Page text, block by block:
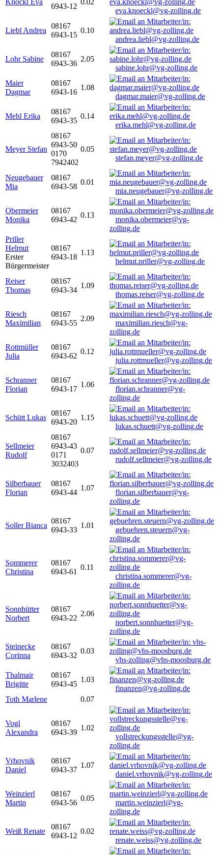
Knöckl Eva
6943-12
0.02
eva.knoeckl@vg-zolling.de
Liebl Andrea
08167
6943-15
0.10
andrea.liebl@vg-zolling.de
Lohr Sabine
08167
6943-36
2.05
sabine.lohr@vg-zolling.de
Maier
Dagmar
08167
6943-16
1.08
dagmar.maier@vg-zolling.de
Mehl Erika
08167
6943-35
0.14
erika.mehl@vg-zolling.de
Meyer Stefan
08167
6943-50
0170
7942402
0.05
stefan.meyer@vg-zolling.de
Neugebauer
Mia
08167
6943-58
0.01
mia.neugebauer@vg-zolling.de
Obermeier
Monika
08167
6943-42
0.13
monika.obermeier@vg-
zolling.de
Priller
Helmut
Erster
Bürgermeister
08167
6943-18
1.13
helmut.priller@vg-zolling.de
Reiser
Thomas
08167
6943-34
1.09
thomas.reiser@vg-zolling.de
Riesch
Maximilian
08167
6943-55
2.09
maximilian.riesch@vg-
zolling.de
Rottmüller
Julia
08167
6943-62
0.12
julia.rottmueller@vg-zolling.de
Schranner
Florian
08167
6943-17
1.06
florian.schranner@vg-
zolling.de
Schütt Lukas
08167
6943-20
1.15
lukas.schuett@vg-zolling.de
Sellmeier
Rudolf
08167
6943-43
0171
3032403
0.07
rudolf.sellmeier@vg-zolling.de
Silberbauer
Florian
08167
6943-44
1.07
florian.silberbauer@vg-
zolling.de
Soller Bianca
08167
6943-33
1.01
gebuehren.steuern@vg-
zolling.de
Sommerer
Christina
08167
6943-61
0.11
christina.sommerer@vg-
zolling.de
Sonnhütter
Norbert
08167
6943-22
2.06
norbert.sonnhuetter@vg-
zolling.de
Steinecke
Corinna
08167
6943-32
0.03
vhs-zolling@vhs-moosburg.de
Thalmair
Brigitte
08167
6943-45
1.03
finanzen@vg-zolling.de
Toth Marlene
0.07
Vogl
Alexandra
08167
6943-39
1.02
vollstreckungsstelle@vg-
zolling.de
Vrhovnik
Daniel
08167
6943-37
1.07
daniel.vrhovnik@vg-zolling.de
Weinzierl
Martin
08167
6943-56
0.05
martin.weinzierl@vg-
zolling.de
Weiß Renate
08167
6943-12
0.02
renate.weiss@vg-zolling.de